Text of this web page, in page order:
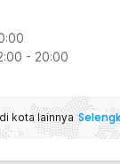
- 20:00
kota lainnya